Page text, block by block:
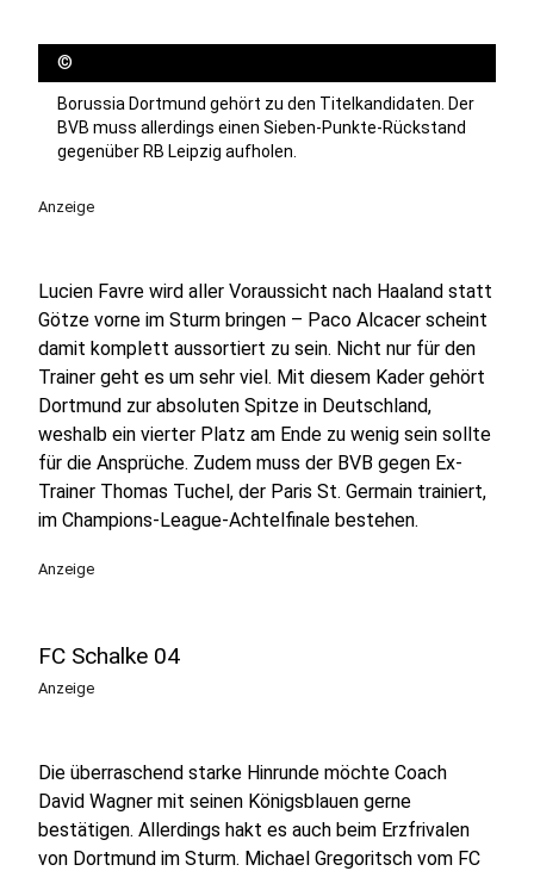
©
Borussia Dortmund gehört zu den Titelkandidaten. Der
BVB muss allerdings einen Sieben-Punkte-Rückstand
gegenüber RB Leipzig aufholen.
Anzeige
Lucien Favre wird aller Voraussicht nach Haaland statt
Götze vorne im Sturm bringen – Paco Alcacer scheint
damit komplett aussortiert zu sein. Nicht nur für den
Trainer geht es um sehr viel. Mit diesem Kader gehört
Dortmund zur absoluten Spitze in Deutschland,
weshalb ein vierter Platz am Ende zu wenig sein sollte
für die Ansprüche. Zudem muss der BVB gegen Ex-
Trainer Thomas Tuchel, der Paris St. Germain trainiert,
im Champions-League-Achtelfinale bestehen.
Anzeige
FC Schalke 04
Anzeige
Die überraschend starke Hinrunde möchte Coach
David Wagner mit seinen Königsblauen gerne
bestätigen. Allerdings hakt es auch beim Erzfrivalen
von Dortmund im Sturm. Michael Gregoritsch vom FC